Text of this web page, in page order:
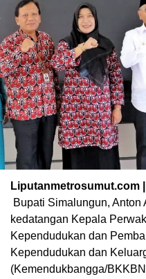
Bupati Simalungun, Anton
kedatangan Kepala
Kependudukan dan
Kependudukan dan
(Kemendukbangga/